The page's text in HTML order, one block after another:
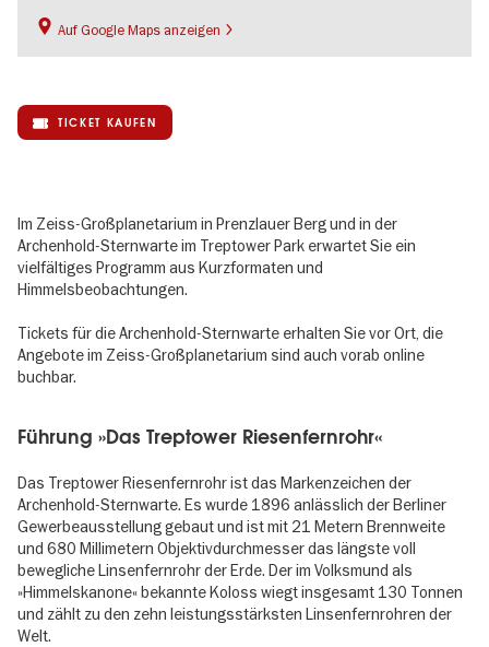
Auf Google Maps anzeigen
TICKET KAUFEN
Im Zeiss-Großplanetarium in Prenzlauer Berg und in der
Archenhold-Sternwarte im Treptower Park erwartet Sie ein
vielfältiges Programm aus Kurzformaten und
Himmelsbeobachtungen.
Tickets für die Archenhold-Sternwarte erhalten Sie vor Ort, die
Angebote im Zeiss-Großplanetarium sind auch vorab online
buchbar.
Führung »Das Treptower Riesenfernrohr«
Das Treptower Riesenfernrohr ist das Markenzeichen der
Archenhold-Sternwarte. Es wurde 1896 anlässlich der Berliner
Gewerbeausstellung gebaut und ist mit 21 Metern Brennweite
und 680 Millimetern Objektivdurchmesser das längste voll
bewegliche Linsenfernrohr der Erde. Der im Volksmund als
»Himmelskanone« bekannte Koloss wiegt insgesamt 130 Tonnen
und zählt zu den zehn leistungsstärksten Linsenfernrohren der
Welt.